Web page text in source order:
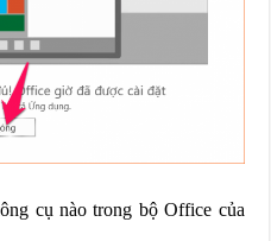
cụ nào trong bộ Office của